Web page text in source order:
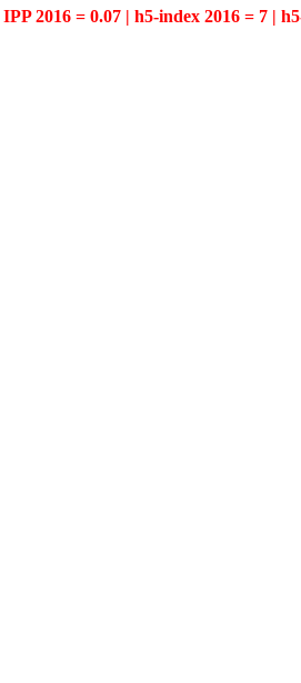
2016 = 0.07 | h5-index 2016 = 7 |